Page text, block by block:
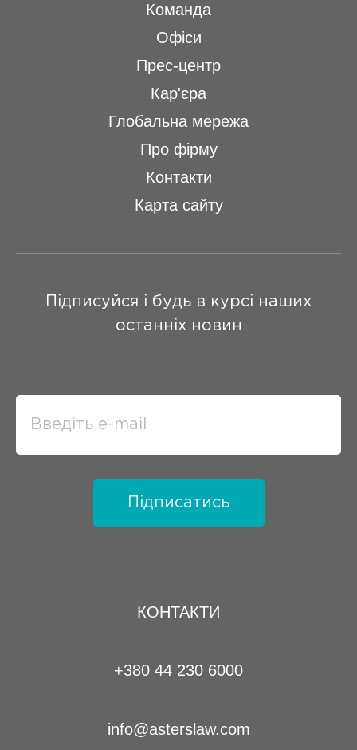
КОНТАКТИ
+380 44 230 6000
info@asterslaw.com
Команда
Офіси
Прес-центр
Кар'єра
Глобальна мережа
Про фірму
Контакти
Карта сайту
Підписуйся і будь в курсі наших
останніх новин
Підписатись